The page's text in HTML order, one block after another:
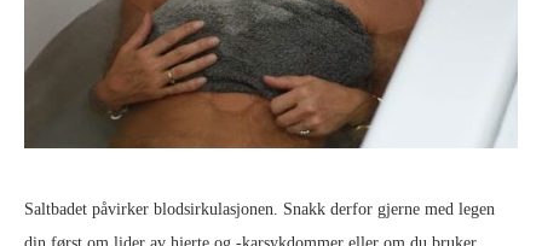
Saltbadet påvirker blodsirkulasjonen. Snakk derfor gjerne med legen